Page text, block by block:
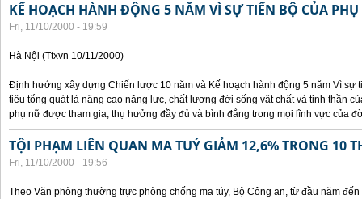
KẾ HOẠCH HÀNH ĐỘNG 5 NĂM VÌ SỰ TIẾN BỘ CỦA
Fri, 11/10/2000 - 19:59
Hà Nội (Ttxvn 10/11/2000)
Định hướng xây dựng Chiến lược 10 năm và Kế hoạch hành động 5 năm Vì sự
tiêu tổng quát là nâng cao năng lực, chất lượng đời sống vật chất và tinh thần
phụ nữ được tham gia, thụ hưởng đầy đủ và bình đẳng trong mọi lĩnh vực của
TỘI PHẠM LIÊN QUAN MA TUÝ GIẢM 12,6% TRONG 10
Fri, 11/10/2000 - 19:56
Theo Văn phòng thường trực phòng chống ma túy, Bộ Công an, từ đầu năm